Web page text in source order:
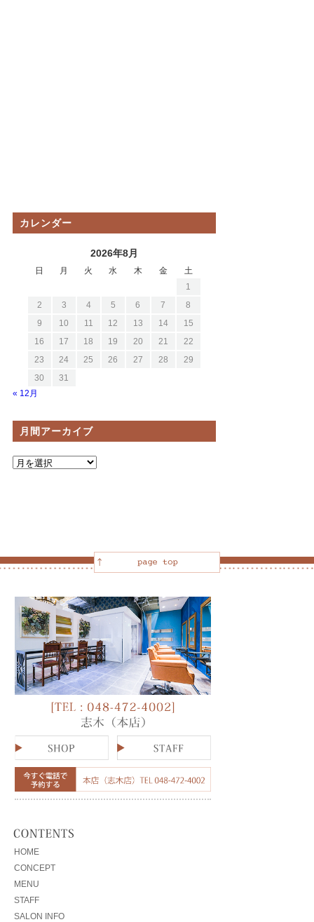
カレンダー
2026年8月
日 月 火 水 木 金
土
1
2
3 4 5 6 7
8
9
10 11 12 13 14
15
16
17 18 19 20 21
22
23
24 25 26 27 28
29
30
31
« 12月
月間アーカイブ
HOME
CONCEPT
MENU
STAFF
SALON INFO